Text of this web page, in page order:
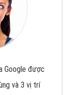
Google được
và 3 vị trí